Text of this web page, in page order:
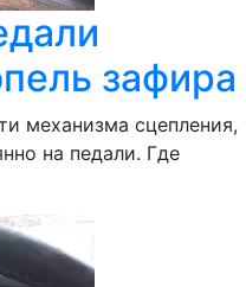
зафира
механизма сцепления,
на педали. Где